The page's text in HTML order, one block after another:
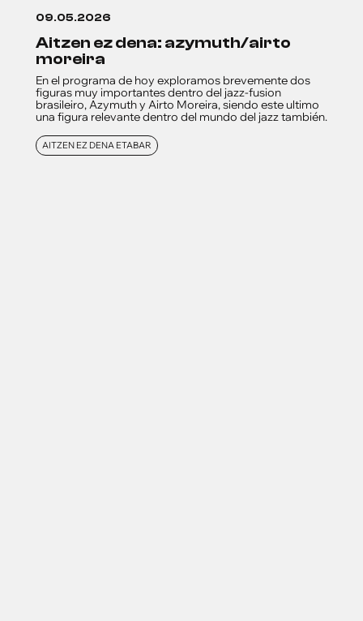
09.05.2026
aitzen ez dena: azymuth/airto
moreira
En el programa de hoy exploramos brevemente dos
figuras muy importantes dentro del jazz-fusion
brasileiro, Azymuth y Airto Moreira, siendo este ultimo
una figura relevante dentro del mundo del jazz también.
AITZEN EZ DENA ETABAR